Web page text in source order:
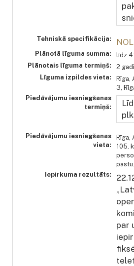
Tehniskā specifikācija:
Plānotā līguma summa:
līdz
Plānotais līguma termiņš:
2
Līguma izpildes vieta:
Rīga,
3,
Piedāvājumu iesniegšanas
termiņš:
Piedāvājumu iesniegšanas
vieta:
Rīga,
105.
pastu.
Iepirkuma rezultāts:
par